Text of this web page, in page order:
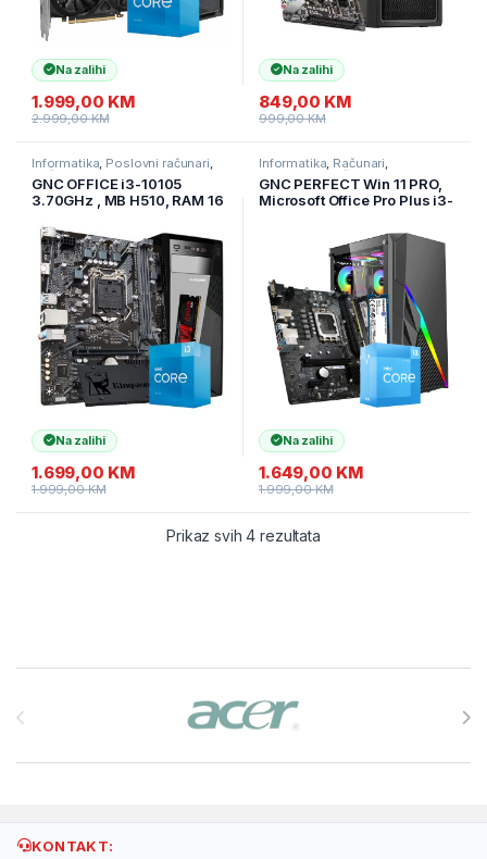
Na zalihi
1.999,00 KM
2.999,00KM
Na zalihi
849,00 KM
999,00KM
Informatika, Poslovni računari,
Računari
GNC OFFICE i3-10105
3.70GHz , MB H510, RAM 16
Kućište GNC + EZ Cool
napojna 500W, NO OS, 2Y
Na zalihi
1.699,00 KM
1.999,00KM
Informatika, Računari,
Standardni Računari
GNC PERFECT Win 11 PRO,
Microsoft Office Pro Plus i3-
8GB DDR4 500GB NV2 NVM,
IG-MAX 2Y
Na zalihi
1.649,00 KM
1.999,00KM
Prikaz svih 4 rezultata
KONTAKT: